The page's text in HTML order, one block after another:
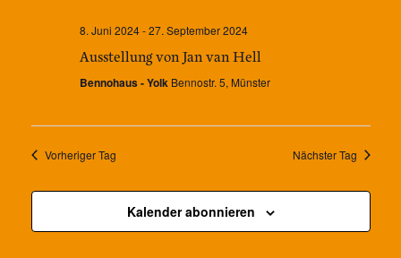
8. Juni 2024-27. September 2024
Ausstellung von Jan van Hell
Bennohaus - Yolk Bennostr. 5, Münster
Vorheriger Tag Nächster Tag
Kalender abonnieren